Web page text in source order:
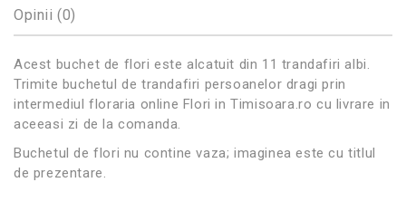
Opinii (0)
Acest buchet de flori este alcatuit din 11 trandafiri albi.
Trimite buchetul de trandafiri persoanelor dragi prin
intermediul floraria online Flori in Timisoara.ro cu livrare in
aceeasi zi de la comanda.
Buchetul de flori nu contine vaza; imaginea este cu titlul
de prezentare.